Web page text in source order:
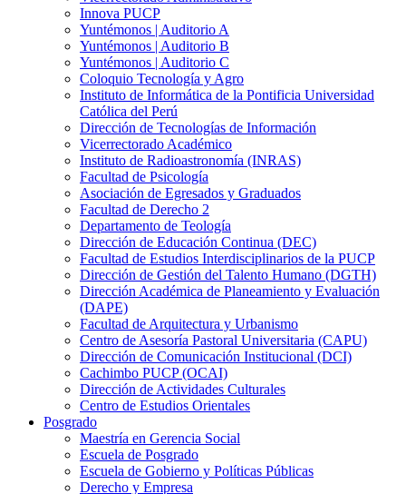
Innova PUCP
Yuntémonos | Auditorio A
Yuntémonos | Auditorio B
Yuntémonos | Auditorio C
Coloquio Tecnología y Agro
Instituto de Informática de la Pontificia Universidad
Católica del Perú
Dirección de Tecnologías de Información
Vicerrectorado Académico
Instituto de Radioastronomía (INRAS)
Facultad de Psicología
Asociación de Egresados y Graduados
Facultad de Derecho 2
Departamento de Teología
Dirección de Educación Continua (DEC)
Facultad de Estudios Interdisciplinarios de la PUCP
Dirección de Gestión del Talento Humano (DGTH)
Dirección Académica de Planeamiento y Evaluación
(DAPE)
Facultad de Arquitectura y Urbanismo
Centro de Asesoría Pastoral Universitaria (CAPU)
Dirección de Comunicación Institucional (DCI)
Cachimbo PUCP (OCAI)
Dirección de Actividades Culturales
Centro de Estudios Orientales
Posgrado
Maestría en Gerencia Social
Escuela de Posgrado
Escuela de Gobierno y Políticas Públicas
Derecho y Empresa